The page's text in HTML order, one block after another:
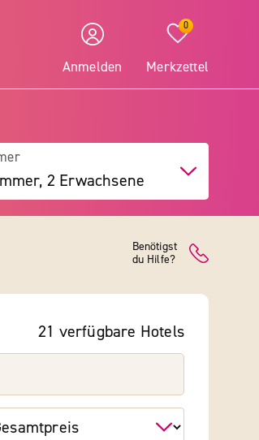
Anmelden
0
Merkzettel
2 Erwachsene
Benötigst
du Hilfe?
21 verfügbare Hotels